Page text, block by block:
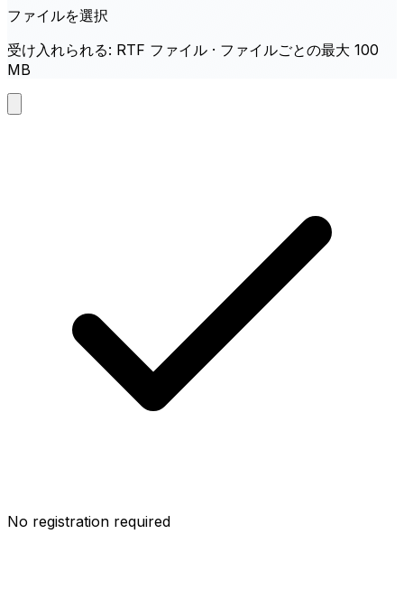
ファイルを選択
受け入れられる: RTF ファイル · ファイルごとの最大 100
MB
No registration required